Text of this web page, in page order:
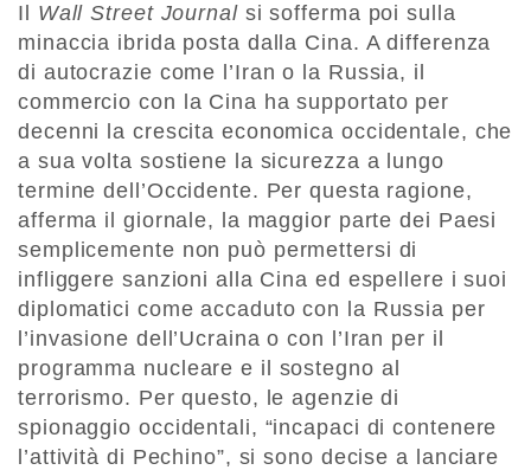
Il Wall Street Journal si sofferma poi sulla
minaccia ibrida posta dalla Cina. A differenza
di autocrazie come l’Iran o la Russia, il
commercio con la Cina ha supportato per
decenni la crescita economica occidentale, che
a sua volta sostiene la sicurezza a lungo
termine dell’Occidente. Per questa ragione,
afferma il giornale, la maggior parte dei Paesi
semplicemente non può permettersi di
infliggere sanzioni alla Cina ed espellere i suoi
diplomatici come accaduto con la Russia per
l’invasione dell’Ucraina o con l’Iran per il
programma nucleare e il sostegno al
terrorismo. Per questo, le agenzie di
spionaggio occidentali, “incapaci di contenere
l’attività di Pechino”, si sono decise a lanciare